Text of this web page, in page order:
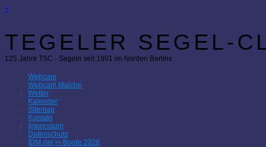
×
TEGELER SEGEL-
125 Jahre TSC - Segeln seit 1901 im Norden Berlins
Webcam
Webcam Malche
Wetter
Kalender
Sitemap
Kontakt
Impressum
Datenschutz
IDM der H-Boote 2026